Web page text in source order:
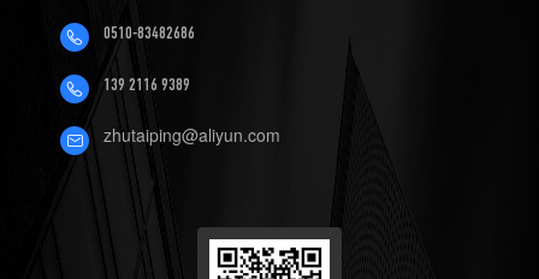
0510-83482686
139 2116 9389
zhutaiping@aliyun.com